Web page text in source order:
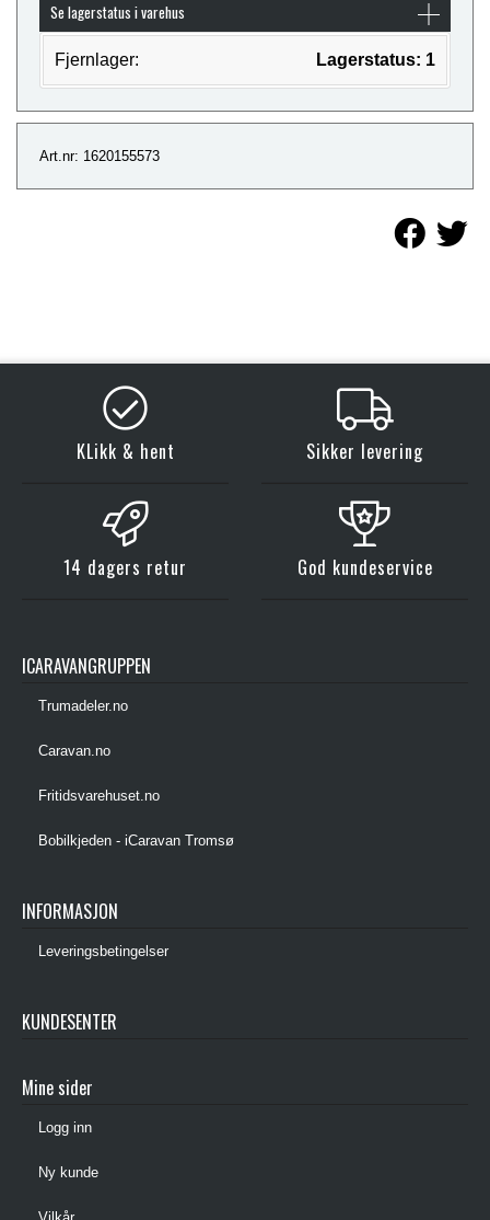
Se lagerstatus i varehus
Fjernlager: Lagerstatus: 1
Art.nr: 1620155573
KLikk & hent Sikker levering
14 dagers retur God kundeservice
ICARAVANGRUPPEN
Trumadeler.no
Caravan.no
Fritidsvarehuset.no
Bobilkjeden - iCaravan Tromsø
INFORMASJON
Leveringsbetingelser
KUNDESENTER
Mine sider
Logg inn
Ny kunde